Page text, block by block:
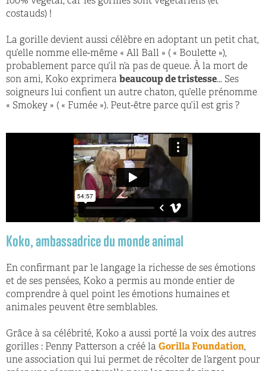
costauds) !
La gorille devient aussi célèbre en adoptant un petit chat,
qu’elle nomme elle-même « All Ball » ( « Boulette »),
probablement parce qu’il n’a pas de queue. À la mort de
son ami, Koko exprimera beaucoup de tristesse… Ses
soigneurs lui confient un autre chaton, qu’elle prénomme
« Smokey » ( « Fumée »). Peut-être parce qu’il est gris ?
Koko, ambassadrice du monde animal
En confirmant par le langage la richesse de ses émotions
et de ses pensées, Koko a permis au monde entier de
comprendre à quel point les émotions humaines et
animales peuvent être semblables.
Grâce à sa célébrité, Koko a aussi porté la voix des autres
gorilles : Penny Patterson a créé la Gorilla Foundation,
une association qui lui permet de récolter de l’argent pour